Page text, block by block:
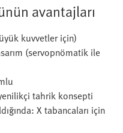
avantajları
kuvvetler için)
(servopnömatik ile
tahrik konsepti
X tabancaları için